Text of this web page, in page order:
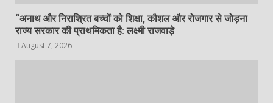
“अनाथ और निराश्रित बच्चों को शिक्षा, कौशल और रोजगार से जोड़ना
राज्य सरकार की प्राथमिकता है: लक्ष्मी राजवाड़े
August 7, 2026